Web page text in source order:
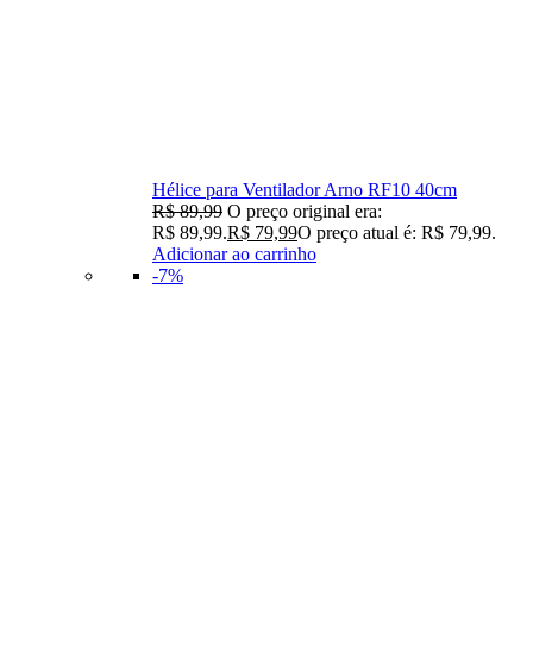
Hélice para Ventilador Arno RF10 40cm
R$89,99 O preço original era:
R$ 89,99.R$ 79,99O preço atual é: R$ 79,99.
Adicionar ao carrinho
-7%